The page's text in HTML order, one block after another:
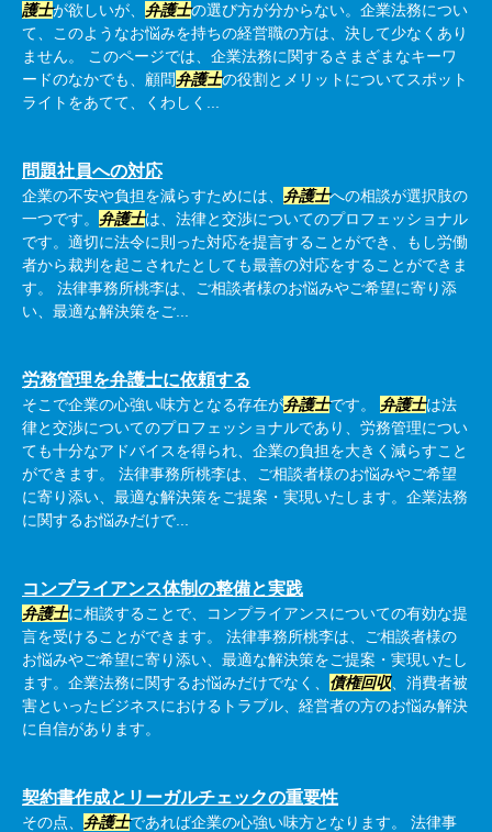
護士が欲しいが、 弁護士の選び方が分からない。企業法務につい
て、このようなお悩みを持ちの経営職の方は、決して少なくあり
ません。 このページでは、企業法務に関するさまざまなキーワ
ードのなかでも、顧問弁護士の役割とメリットについてスポット
ライトをあてて、くわしく...
問題社員への対応
企業の不安や負担を減らすためには、 弁護士への相談が選択肢の
一つです。 弁護士は、法律と交渉についてのプロフェッショナル
です。適切に法令に則った対応を提言することができ、もし労働
者から裁判を起こされたとしても最善の対応をすることができま
す。 法律事務所桃李は、ご相談者様のお悩みやご希望に寄り添
い、最適な解決策をご...
労務管理を弁護士に依頼する
そこで企業の心強い味方となる存在が弁護士です。 弁護士は法
律と交渉についてのプロフェッショナルであり、労務管理につい
ても十分なアドバイスを得られ、企業の負担を大きく減らすこと
ができます。 法律事務所桃李は、ご相談者様のお悩みやご希望
に寄り添い、最適な解決策をご提案・実現いたします。企業法務
に関するお悩みだけで...
コンプライアンス体制の整備と実践
弁護士に相談することで、コンプライアンスについての有効な提
言を受けることができます。 法律事務所桃李は、ご相談者様の
お悩みやご希望に寄り添い、最適な解決策をご提案・実現いたし
ます。企業法務に関するお悩みだけでなく、 債権回収、消費者被
害といったビジネスにおけるトラブル、経営者の方のお悩み解決
に自信があります。
契約書作成とリーガルチェックの重要性
その点、 弁護士であれば企業の心強い味方となります。 法律事